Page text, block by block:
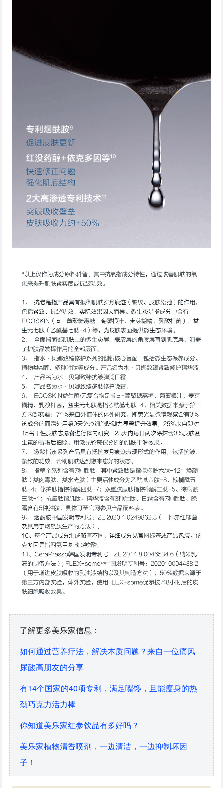
了解更多美乐家信息：
如何通过营养疗法，解决本质问题？来自一位痛风
尿酸高朋友的分享
有14个国家的40项专利，满足嘴馋，且能瘦身的热
劲巧克力活力棒
你知道美乐家红参饮品有多好吗？
美乐家植物清香喷剂，一边清洁，一边抑制坏因
子！